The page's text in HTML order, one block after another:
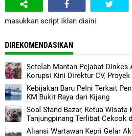
masukkan script iklan disini
DIREKOMENDASIKAN
Setelah Mantan Pejabat Dinkes
Korupsi Kini Direktur CV,
Kebijakan Baru Pelni Terkait
KM Bukit Raya dari Kijang
Soal Stand Bazar, Ketua Wisata
Tanjungpinang Terlibat Cekcok
Aliansi Wartawan Kepri Gelar